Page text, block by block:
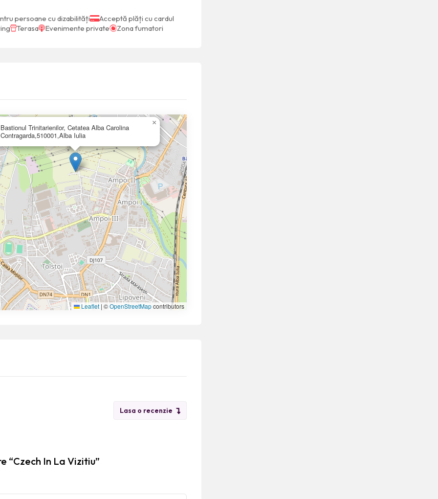
persoane cu dizabilități
Acceptă plăți cu cardul
Terasa Evenimente private Zona fumatori
Bastionul Trinitarienilor, Cetatea Alba Carolina
Contragarda,510001,Alba Iulia
×
Leaflet | ©OpenStreetMapcontributors
Lasa o recenzie
“Czech In La Vizitiu”